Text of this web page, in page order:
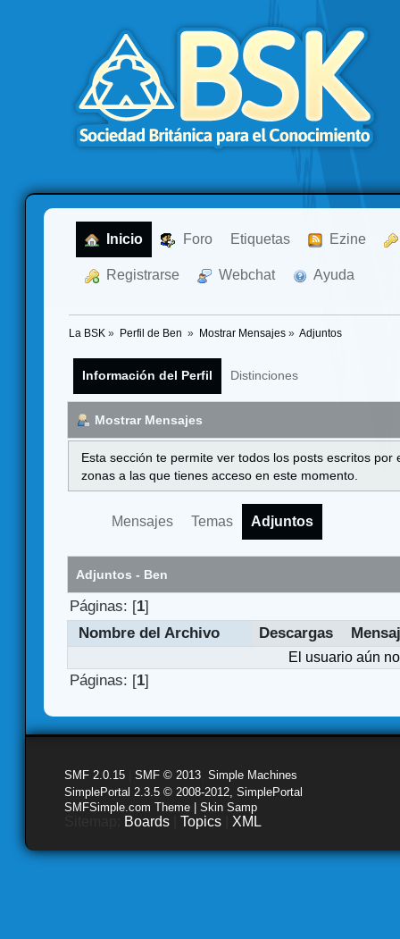
Inicio Foro Etiquetas Ezine
Registrarse Webchat Ayuda
La BSK » Perfil de Ben » Mostrar Mensajes» Adjuntos
Información del Perfil Distinciones
Mostrar Mensajes
Esta sección te permite ver todos los posts escritos
zonas a las que tienes acceso en este momento.
Mensajes Temas Adjuntos
Adjuntos - Ben
Páginas: [1]
Nombre del Archivo
Descargas
El usuario aún
Páginas: [1]
SMF 2.0.15 SMF © 2013 Simple Machines
SimplePortal 2.3.5 © 2008-2012, SimplePortal
SMFSimple.com Theme | Skin Samp
Boards Topics XML